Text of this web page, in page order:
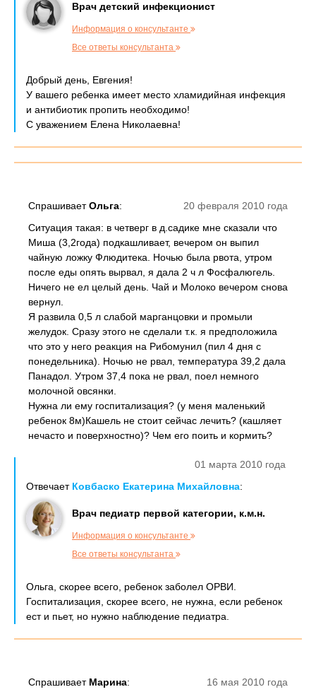
Врач детский инфекционист
Информация о консультанте
Все ответы консультанта
Добрый день, Евгения!
У вашего ребенка имеет место хламидийная инфекция
и антибиотик пропить необходимо!
С уважением Елена Николаевна!
20 февраля 2010 года
СпрашиваетОльга:
Ситуация такая: в четверг в д.садике мне сказали что
Миша (3,2года) подкашливает, вечером он выпил
чайную ложку Флюдитека. Ночью была рвота, утром
после еды опять вырвал, я дала 2 ч л Фосфалюгель.
Ничего не ел целый день. Чай и Молоко вечером снова
вернул.
Я развила 0,5 л слабой марганцовки и промыли
желудок. Сразу этого не сделали т.к. я предположила
что это у него реакция на Рибомунил (пил 4 дня с
понедельника). Ночью не рвал, температура 39,2 дала
Панадол. Утром 37,4 пока не рвал, поел немного
молочной овсянки.
Нужна ли ему госпитализация? (у меня маленький
ребенок 8м)Кашель не стоит сейчас лечить? (кашляет
нечасто и поверхностно)? Чем его поить и кормить?
01 марта 2010 года
Отвечает Ковбаско Екатерина Михайловна:
Врач педиатр первой категории, к.м.н.
Информация о консультанте
Все ответы консультанта
Ольга, скорее всего, ребенок заболел ОРВИ.
Госпитализация, скорее всего, не нужна, если ребенок
ест и пьет, но нужно наблюдение педиатра.
16 мая 2010 года
Спрашивает Марина: